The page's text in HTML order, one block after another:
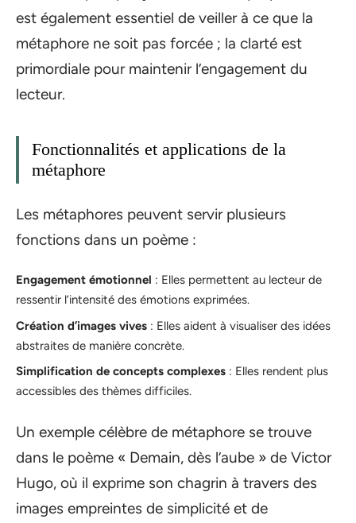
est également essentiel de veiller à ce que la
métaphore ne soit pas forcée ; la clarté est
primordiale pour maintenir l’engagement du
lecteur.
Fonctionnalités et applications de la
métaphore
Les métaphores peuvent servir plusieurs
fonctions dans un poème :
Engagement émotionnel : Elles permettent au lecteur de
ressentir l’intensité des émotions exprimées.
Création d’images vives : Elles aident à visualiser des idées
abstraites de manière concrète.
Simplification de concepts complexes : Elles rendent plus
accessibles des thèmes difficiles.
Un exemple célèbre de métaphore se trouve
dans le poème « Demain, dès l’aube » de Victor
Hugo, où il exprime son chagrin à travers des
images empreintes de simplicité et de